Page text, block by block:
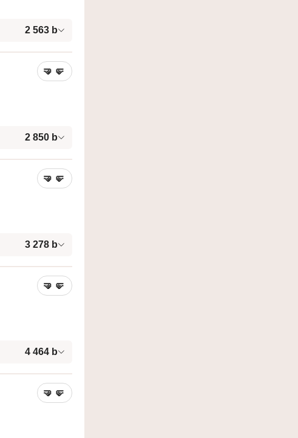
2 563 b
🤜 🤛
2 850 b
🤜 🤛
3 278 b
🤜 🤛
4 464 b
🤜 🤛